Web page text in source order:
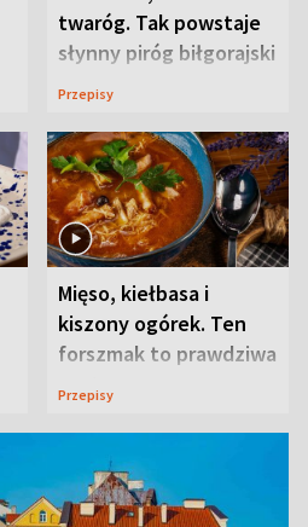
twaróg. Tak powstaje
słynny piróg biłgorajski
Przepisy
Mięso, kiełbasa i
kiszony ogórek. Ten
forszmak to prawdziwa
uczta
Przepisy